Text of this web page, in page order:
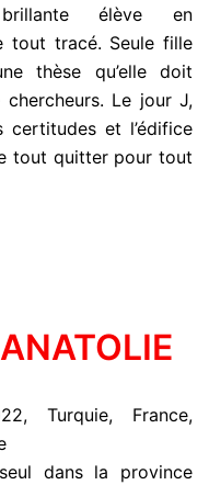
élève en
tout tracé. Seule fille
thèse qu’elle doit
Le jour J,
certitudes et l’édifice
tout quitter pour tout
Turquie, France,
dans la province